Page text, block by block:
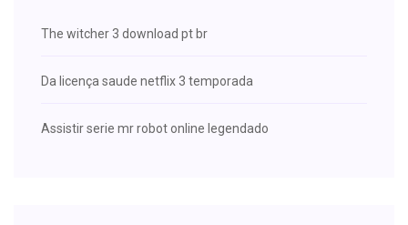
The witcher 3 download pt br
Da licença saude netflix 3 temporada
Assistir serie mr robot online legendado